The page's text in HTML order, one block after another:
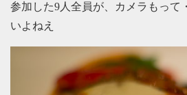
参加した9人全員が、カメラもって
いよねえ